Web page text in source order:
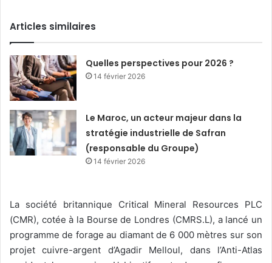
Articles similaires
Quelles perspectives pour 2026 ?
14 février 2026
Le Maroc, un acteur majeur dans la
stratégie industrielle de Safran
(responsable du Groupe)
14 février 2026
La société britannique Critical Mineral Resources PLC
(CMR), cotée à la Bourse de Londres (CMRS.L), a lancé un
programme de forage au diamant de 6 000 mètres sur son
projet cuivre-argent d’Agadir Melloul, dans l’Anti-Atlas